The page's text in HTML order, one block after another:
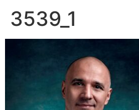
3539_1